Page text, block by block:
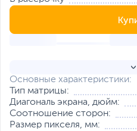
Основные характеристики:
Тип матрицы:
Диагональ экрана, дюйм:
Соотношение сторон:
Размер пикселя, мм: